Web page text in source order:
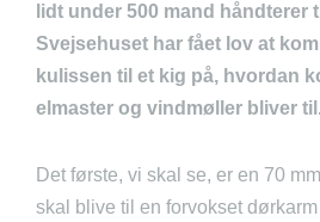
lidt under 500 mand håndterer
Svejsehuset har fået lov at
kulissen til et kig på, hvordan
elmaster og vindmøller bliver
Det første, vi skal se, er en 70
skal blive til en forvokset